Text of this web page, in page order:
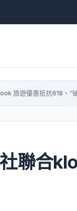
旅遊優惠抵抗618，“
聯合